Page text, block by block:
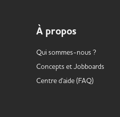
À propos
Qui sommes-nous ?
Concepts etJobboards
Centre d'aide (FAQ)